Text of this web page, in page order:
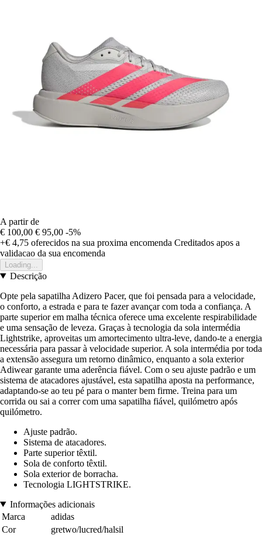
A partir de
€ 100,00 € 95,00 -5%
+€ 4,75 oferecidos na sua proxima encomenda Creditados apos a
validacao da sua encomenda
Loading...
Descrição
Opte pela sapatilha Adizero Pacer, que foi pensada para a velocidade,
o conforto, a estrada e para te fazer avançar com toda a confiança. A
parte superior em malha técnica oferece uma excelente respirabilidade
e uma sensação de leveza. Graças à tecnologia da sola intermédia
Lightstrike, aproveitas um amortecimento ultra-leve, dando-te a energia
necessária para passar à velocidade superior. A sola intermédia por toda
a extensão assegura um retorno dinâmico, enquanto a sola exterior
Adiwear garante uma aderência fiável. Com o seu ajuste padrão e um
sistema de atacadores ajustável, esta sapatilha aposta na performance,
adaptando-se ao teu pé para o manter bem firme. Treina para um
corrida ou sai a correr com uma sapatilha fiável, quilómetro após
quilómetro.
Ajuste padrão.
Sistema de atacadores.
Parte superior têxtil.
Sola de conforto têxtil.
Sola exterior de borracha.
Tecnologia LIGHTSTRIKE.
Informações adicionais
Marca
adidas
Cor
gretwo/lucred/halsil